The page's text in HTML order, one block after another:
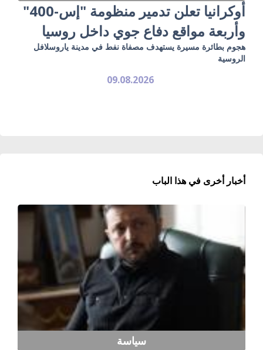
أوكرانيا تعلن تدمير منظومة "إس-400"
وأربعة مواقع دفاع جوي داخل روسيا
هجوم بطائرة مسيرة يستهدف مصفاة نفط في مدينة ياروسلافل
الروسية
09.08.2026
أخبار أخرى في هذا الباب
سياسة